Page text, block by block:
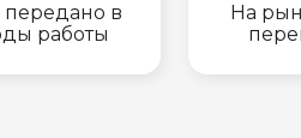
в
работы
На